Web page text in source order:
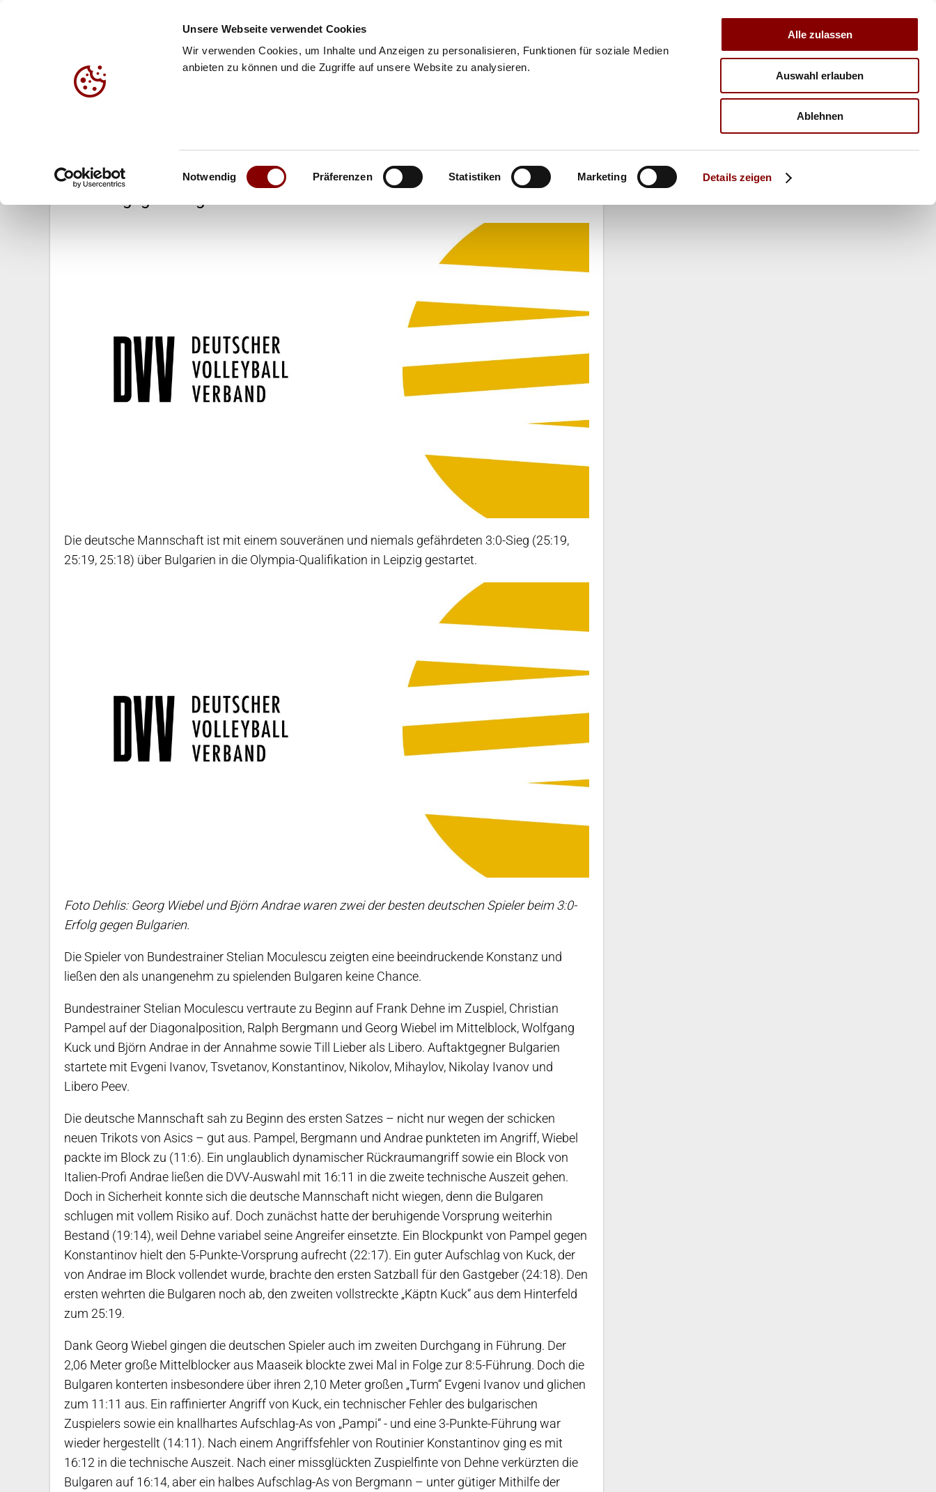
Unsere Webseite verwendet Cookies
Wir verwenden Cookies, um Inhalte und Anzeigen zu personalisieren, Funktionen für soziale Medien
anbieten zu können und die Zugriffe auf unsere Website zu analysieren.
Einwilligungsauswahl
Notwendig Präferenzen Statistiken Marketing Details zeigen
Alle zulassen
Auswahl erlauben
Ablehnen
VERBAND TRAINER
Olympia-Qualifikation in Leipzig: DVV-Auswahl siegt souverän 3:0 zum
Die deutsche Mannschaft ist mit einem souveränen und niemals gefährdeten 3:0-Sieg (25:19,
25:19, 25:18) über Bulgarien in die Olympia-Qualifikation in Leipzig gestartet.
Foto Dehlis: Georg Wiebel und Björn Andrae waren zwei der besten deutschen Spieler beim 3:0-
Erfolg gegen Bulgarien.
Die Spieler von Bundestrainer Stelian Moculescu zeigten eine beeindruckende Konstanz und
ließen den als unangenehm zu spielenden Bulgaren keine Chance.
Bundestrainer Stelian Moculescu vertraute zu Beginn auf Frank Dehne im Zuspiel, Christian
Pampel auf der Diagonalposition, Ralph Bergmann und Georg Wiebel im Mittelblock, Wolfgang
Kuck und Björn Andrae in der Annahme sowie Till Lieber als Libero. Auftaktgegner Bulgarien
startete mit Evgeni Ivanov, Tsvetanov, Konstantinov, Nikolov, Mihaylov, Nikolay Ivanov und
Libero Peev.
Die deutsche Mannschaft sah zu Beginn des ersten Satzes – nicht nur wegen der schicken
neuen Trikots von Asics – gut aus. Pampel, Bergmann und Andrae punkteten im Angriff, Wiebel
packte im Block zu (11:6). Ein unglaublich dynamischer Rückraumangriff sowie ein Block von
Italien-Profi Andrae ließen die DVV-Auswahl mit 16:11 in die zweite technische Auszeit gehen.
Doch in Sicherheit konnte sich die deutsche Mannschaft nicht wiegen, denn die Bulgaren
schlugen mit vollem Risiko auf. Doch zunächst hatte der beruhigende Vorsprung weiterhin
Bestand (19:14), weil Dehne variabel seine Angreifer einsetzte. Ein Blockpunkt von Pampel gegen
Konstantinov hielt den 5-Punkte-Vorsprung aufrecht (22:17). Ein guter Aufschlag von Kuck, der
von Andrae im Block vollendet wurde, brachte den ersten Satzball für den Gastgeber (24:18). Den
ersten wehrten die Bulgaren noch ab, den zweiten vollstreckte „Käptn Kuck“ aus dem Hinterfeld
zum 25:19.
Dank Georg Wiebel gingen die deutschen Spieler auch im zweiten Durchgang in Führung. Der
2,06 Meter große Mittelblocker aus Maaseik blockte zwei Mal in Folge zur 8:5-Führung. Doch die
Bulgaren konterten insbesondere über ihren 2,10 Meter großen „Turm“ Evgeni Ivanov und glichen
zum 11:11 aus. Ein raffinierter Angriff von Kuck, ein technischer Fehler des bulgarischen
Zuspielers sowie ein knallhartes Aufschlag-As von „Pampi“ - und eine 3-Punkte-Führung war
wieder hergestellt (14:11). Nach einem Angriffsfehler von Routinier Konstantinov ging es mit
16:12 in die technische Auszeit. Nach einer missglückten Zuspielfinte von Dehne verkürzten die
Bulgaren auf 16:14, aber ein halbes Aufschlag-As von Bergmann – unter gütiger Mithilfe der